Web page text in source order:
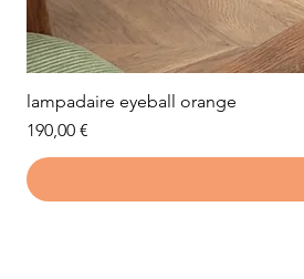
lampadaire eyeball orange
Prix
190,00 €